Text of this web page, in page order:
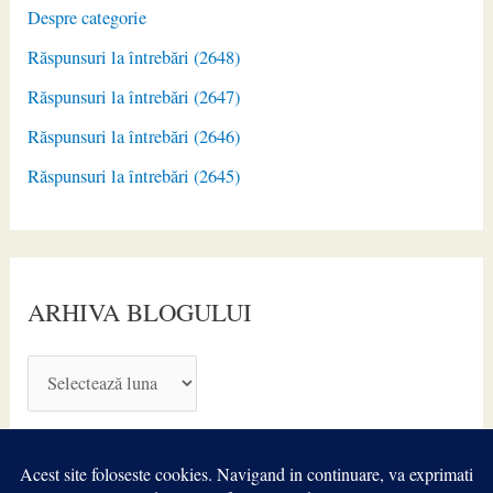
Despre categorie
Răspunsuri la întrebări (2648)
Răspunsuri la întrebări (2647)
Răspunsuri la întrebări (2646)
Răspunsuri la întrebări (2645)
ARHIVA BLOGULUI
R
I